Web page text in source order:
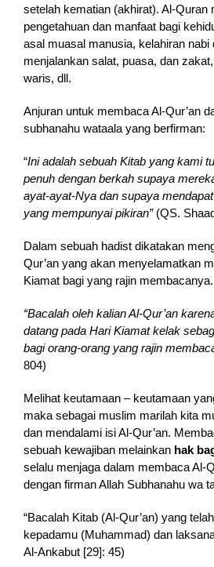
setelah kematian (akhirat). Al-Quran
pengetahuan dan manfaat bagi
asal muasal manusia, kelahiran nabi
menjalankan salat, puasa, dan
waris, dll.
Anjuran untuk membaca Al-Qur’an
subhanahu wataala yang berfirman:
“Ini adalah sebuah Kitab yang kami
penuh dengan berkah supaya
ayat-ayat-Nya dan supaya
yang mempunyai pikiran” (QS.
Dalam sebuah hadist dikatakan
Qur’an yang akan menyelamatkan
Kiamat bagi yang rajin membacanya.
“Bacalah oleh kalian Al-Qur’an
datang pada Hari Kiamat kelak
bagi orang-orang yang rajin
804)
Melihat keutamaan – keutamaan
maka sebagai muslim marilah kita
dan mendalami isi Al-Qur’an.
sebuah kewajiban melainkan hak
selalu menjaga dalam membaca Al-
dengan firman Allah Subhanahu wa
“Bacalah Kitab (Al-Qur’an) yang
kepadamu (Muhammad) dan
Al-Ankabut [29]: 45)